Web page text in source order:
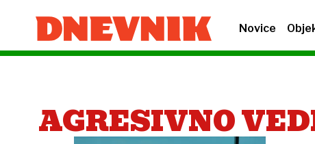
Novice
AGRESIVNO